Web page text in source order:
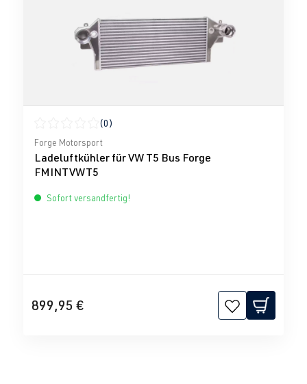
Durchschnittliche Bewertung von 0 von 5 Sternen
(0)
Forge Motorsport
Ladeluftkühler für VW T5 Bus Forge
FMINTVWT5
Sofort versandfertig!
899,95 €